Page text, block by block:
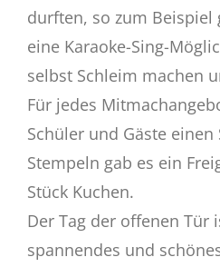
Schulstore
durften, so zum Beispiel
eine Karaoke-Sing-
selbst Schleim machen
Für jedes
Schüler und Gäste
Stempeln gab es ein
Stück Kuchen.
Der Tag der offenen Tür
spannendes und